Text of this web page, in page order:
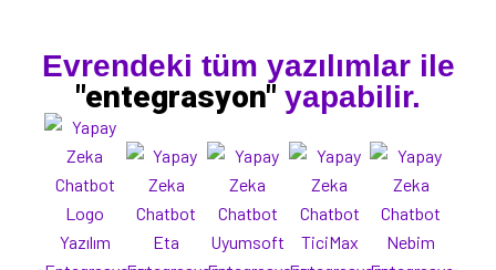
Evrendeki tüm yazılımlar ile
"entegrasyon" yapabilir.